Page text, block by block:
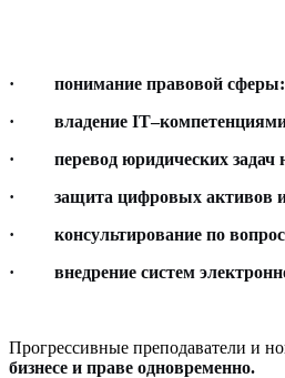
· понимание правовой сферы:
· владение
· перевод юридических
· защита цифровых активов
· консультирование по
· внедрение систем
Прогрессивные преподаватели и
бизнесе и праве одновременно.